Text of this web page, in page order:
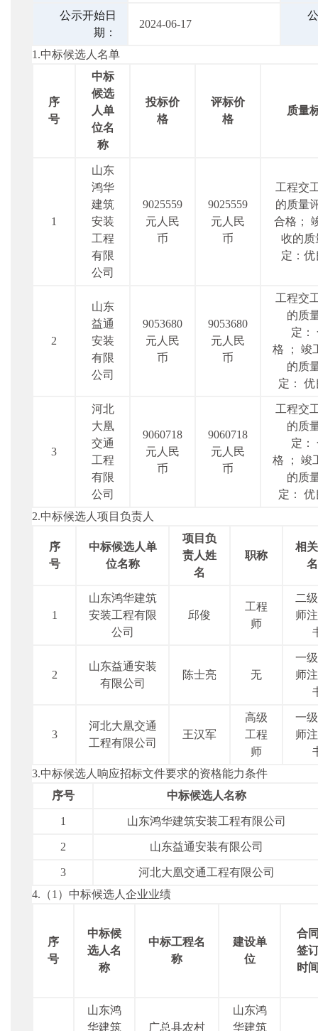
公示开始日
期：
2024-06-17
1.中标候选人名单
序
号
中标
候选
人单
位名
称
投标价
格
评标价
格
质量
1
山东
鸿华
建筑
安装
工程
有限
公司
9025559
元人民
币
9025559
元人民
币
工程交
的质量
合格；
收的质
定：优
2
山东
益通
安装
有限
公司
9053680
元人民
币
9053680
元人民
币
工程交
的质
定：
格 ； 竣
的质
定： 优
3
河北
大凰
交通
工程
有限
公司
9060718
元人民
币
9060718
元人民
币
工程交
的质
定：
格 ； 竣
的质
定： 优
2.中标候选人项目负责人
序
号
中标候选人单
位名称
项目负
责人姓
名
职称
相
1
山东鸿华建筑
安装工程有限
公司
邱俊
工程
师
二
师
2
山东益通安装
有限公司
陈士亮 无
一
师
3
河北大凰交通
工程有限公司
王汉军
高级
工程
师
一
师
3.中标候选人响应招标文件要求的资格能力条件
序号
中标候选人名称
1 山东鸿华建筑安装工程有限公司
2 山东益通安装有限公司
3
河北大凰交通工程有限公司
4.（1）中标候选人企业业绩
序
号
中标候
选人名
称
中标工程名
称
建设单
位
合
签
时
山东鸿
华建筑
广总县农村
山东鸿
华建筑